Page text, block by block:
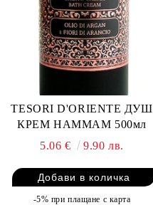
TESORI D'ORIENTE ДУШ
КРЕМ HAMMAM 500мл
5.06 €
9.90 лв.
-5% при плащане с карта